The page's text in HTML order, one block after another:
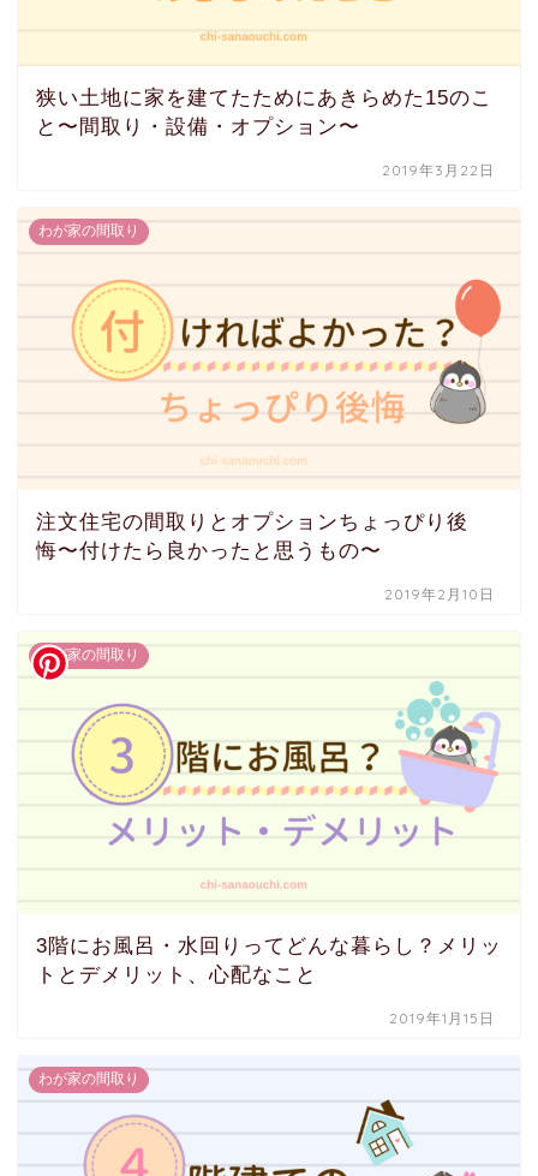
狭い土地に家を建てたためにあきらめた15のこ
と〜間取り・設備・オプション〜
2019年3月22日
わが家の間取り
注文住宅の間取りとオプションちょっぴり後
悔〜付けたら良かったと思うもの〜
2019年2月10日
わが家の間取り
3階にお風呂・水回りってどんな暮らし？メリッ
トとデメリット、心配なこと
2019年1月15日
わが家の間取り